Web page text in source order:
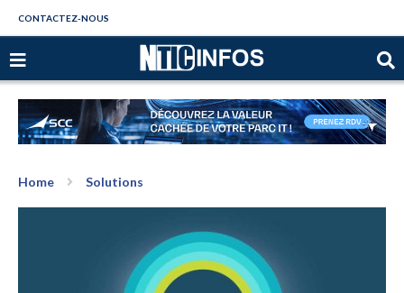
CONTACTEZ-NOUS
Home Solutions